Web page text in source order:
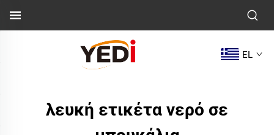
EL
λευκή ετικέτα νερό σε